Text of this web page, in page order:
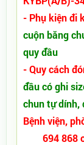
- Phụ kiện đi
cuộn băng
quy đầu
- Quy cách
đầu có ghi
chun tự dính,
Bệnh viện,
694 868